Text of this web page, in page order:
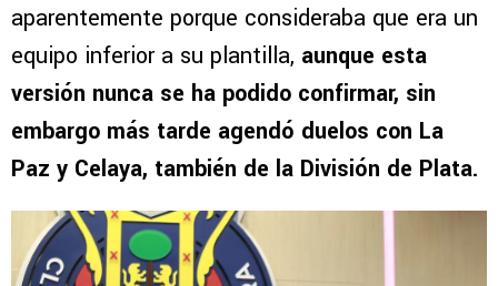
aparentemente porque consideraba que era un
equipo inferior a su plantilla, aunque esta
versión nunca se ha podido confirmar, sin
embargo más tarde agendó duelos con La
Paz y Celaya, también de la División de Plata.